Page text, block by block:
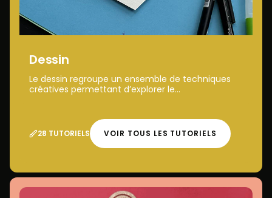
Dessin
Le dessin regroupe un ensemble de techniques
créatives permettant d’explorer le...
28 TUTORIELS VOIR TOUS LES TUTORIELS